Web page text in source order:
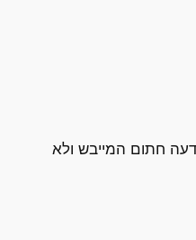
חתום המייבש ולא